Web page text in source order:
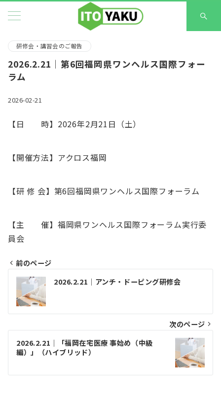
研修会・講習会のご報告
2026.2.21｜第6回福岡県ワンヘルス国際フォー
ラム
2026-02-21
【日 時】2026年2月21日（土）
【開催方法】アクロス福岡
【研 修 会】第6回福岡県ワンヘルス国際フォーラム
【主 催】福岡県ワンヘルス国際フォーラム実行委
員会
投
稿
ナ
ビ
ゲ
ー
シ
前のページ
2026.2.21｜アンチ・ドーピング研修会
次のページ
2026.2.21｜「福岡在宅医療 事始め（中級
編）」（ハイブリッド）